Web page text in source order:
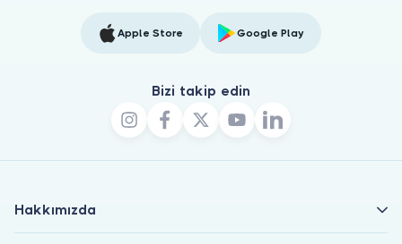
Apple Store Google Play
Bizi takip edin
Hakkımızda